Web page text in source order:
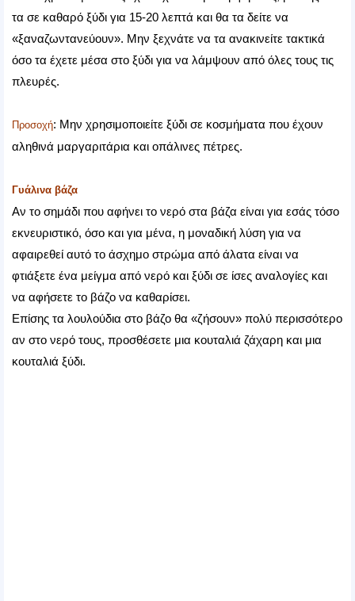
τα σε καθαρό ξύδι για 15-20 λεπτά και θα τα δείτε να
«ξαναζωντανεύουν». Μην ξεχνάτε να τα ανακινείτε τακτικά
όσο τα έχετε μέσα στο ξύδι για να λάμψουν από όλες τους τις
πλευρές.
Προσοχή: Μην χρησιμοποιείτε ξύδι σε κοσμήματα που έχουν
αληθινά μαργαριτάρια και οπάλινες πέτρες.
Γυάλινα βάζα
Αν το σημάδι που αφήνει το νερό στα βάζα είναι για εσάς τόσο
εκνευριστικό, όσο και για μένα, η μοναδική λύση για να
αφαιρεθεί αυτό το άσχημο στρώμα από άλατα είναι να
φτιάξετε ένα μείγμα από νερό και ξύδι σε ίσες αναλογίες και
να αφήσετε το βάζο να καθαρίσει.
Επίσης τα λουλούδια στο βάζο θα «ζήσουν» πολύ περισσότερο
αν στο νερό τους, προσθέσετε μια κουταλιά ζάχαρη και μια
κουταλιά ξύδι.